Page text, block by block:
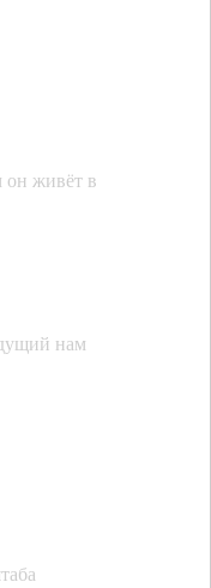
он живёт в
нам